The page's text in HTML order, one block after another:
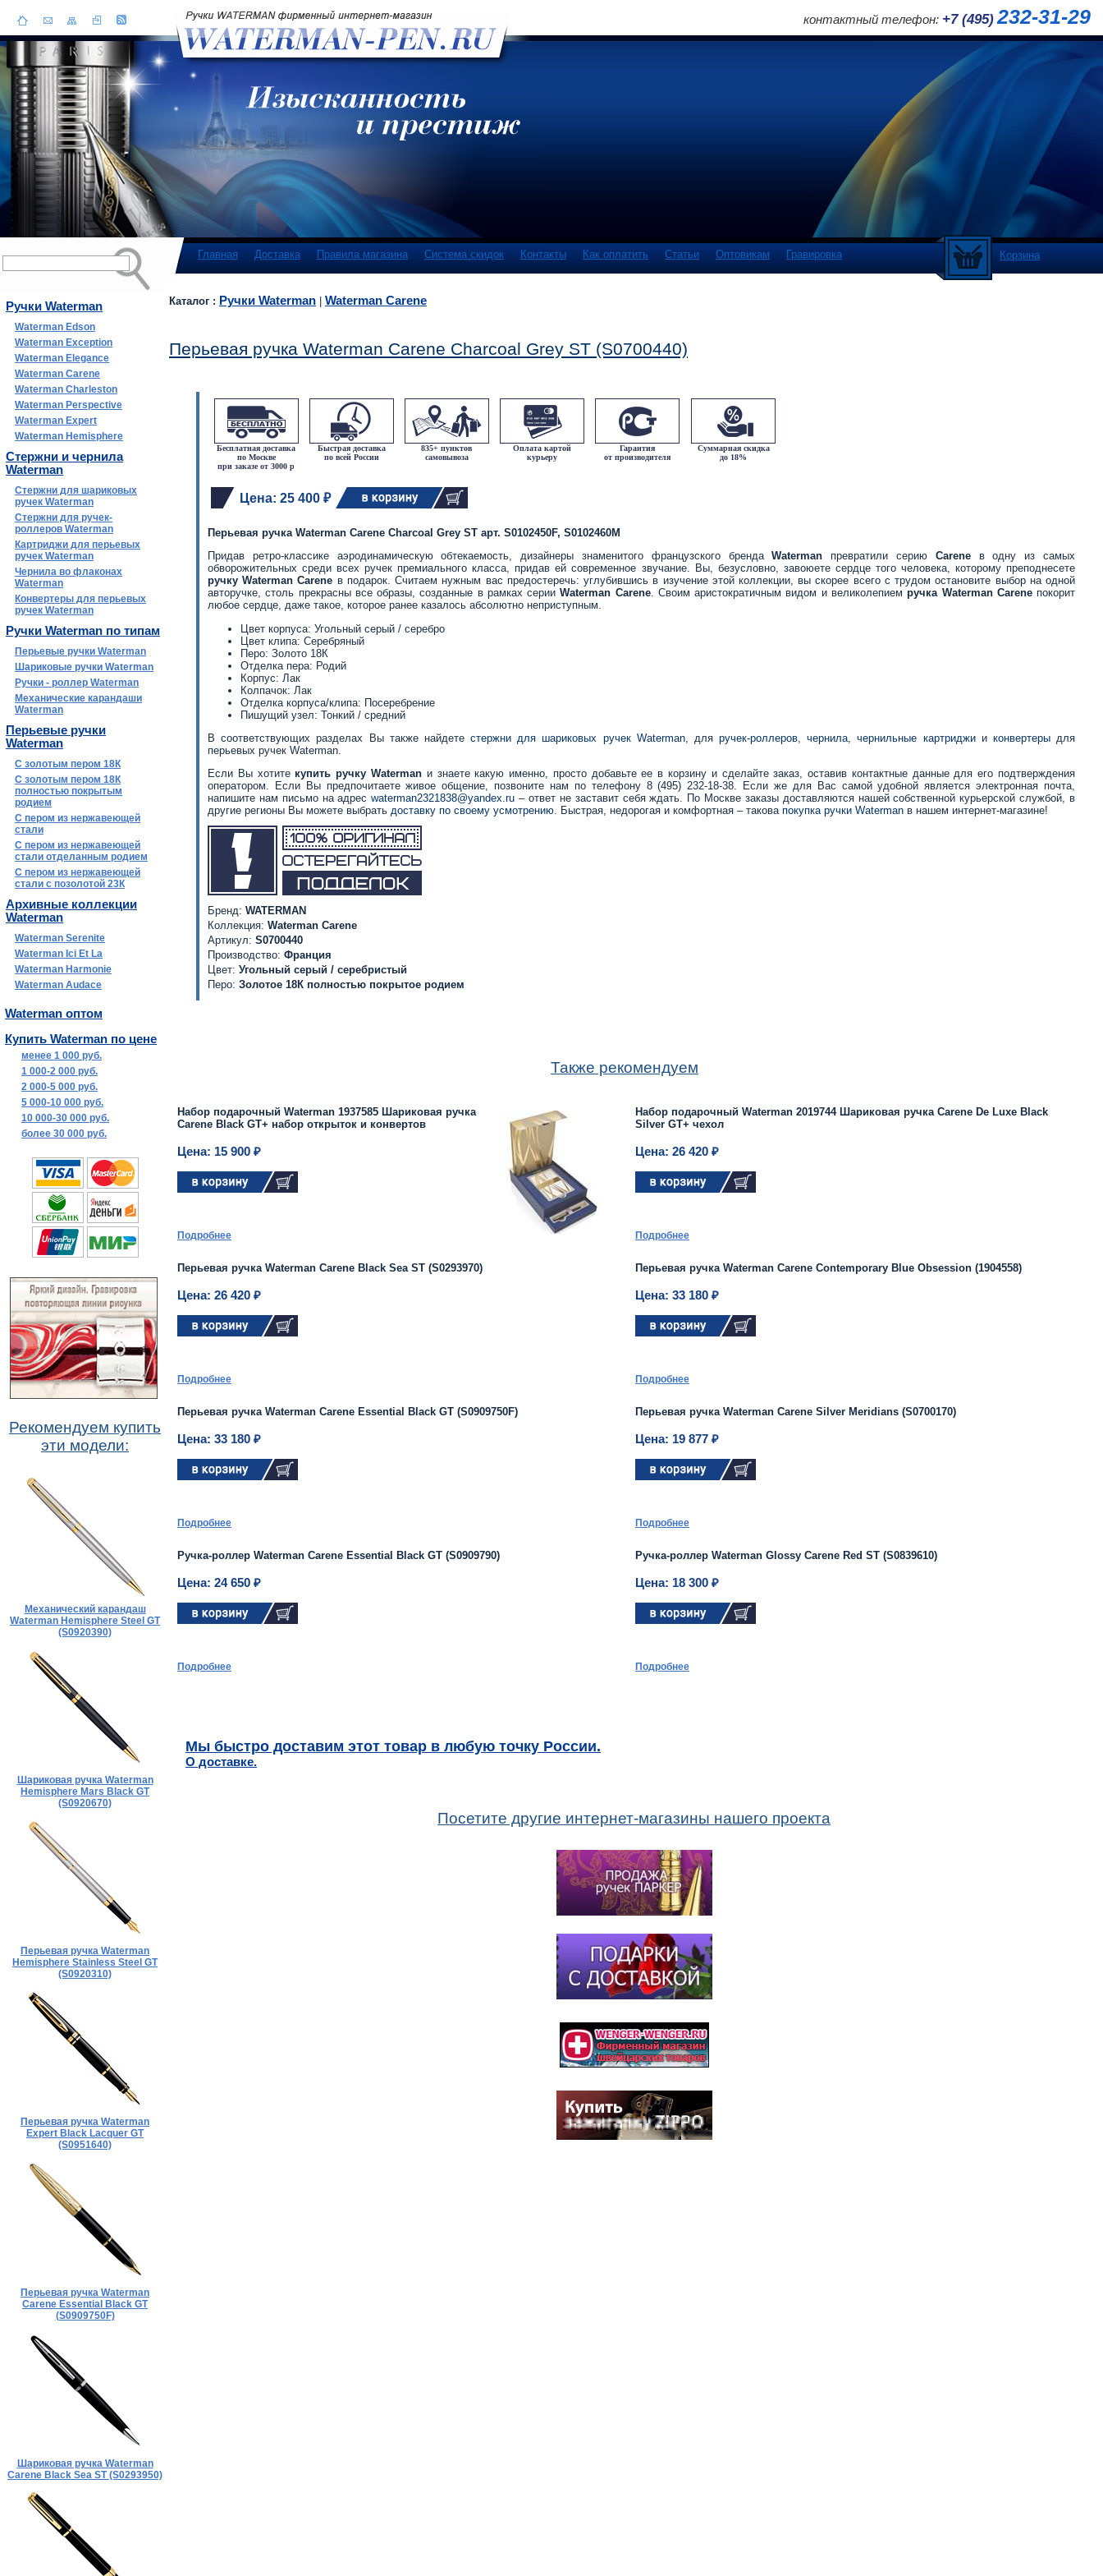
контактный телефон: +7 (495) 232-31-29
Ручки Waterman
Waterman Edson
Waterman Exception
Waterman Elegance
Waterman Carene
Waterman Charleston
Waterman Perspective
Waterman Expert
Waterman Hemisphere
Стержни и чернила
Waterman
Стержни для шариковых
ручек Waterman
Стержни для ручек-
роллеров Waterman
Картриджи для перьевых
ручек Waterman
Чернила во флаконах
Waterman
Конвертеры для перьевых
ручек Waterman
Ручки Waterman по типам
Перьевые ручки Waterman
Шариковые ручки Waterman
Ручки - роллер Waterman
Механические карандаши
Waterman
Перьевые ручки
Waterman
С золотым пером 18К
С золотым пером 18К
полностью покрытым
родием
С пером из нержавеющей
стали
С пером из нержавеющей
стали отделанным родием
С пером из нержавеющей
стали с позолотой 23К
Архивные коллекции
Waterman
Waterman Serenite
Waterman Ici Et La
Waterman Harmonie
Waterman Audace
Waterman оптом
Купить Waterman по цене
менее 1 000 руб.
1 000-2 000 руб.
2 000-5 000 руб.
5 000-10 000 руб.
10 000-30 000 руб.
более 30 000 руб.
Рекомендуем купить
эти модели:
Механический карандаш
Waterman Hemisphere Steel GT
(S0920390)
Шариковая ручка Waterman
Hemisphere Mars Black GT
(S0920670)
Перьевая ручка Waterman
Hemisphere Stainless Steel GT
(S0920310)
Перьевая ручка Waterman
Expert Black Lacquer GT
(S0951640)
Перьевая ручка Waterman
Carene Essential Black GT
(S0909750F)
Шариковая ручка Waterman
Carene Black Sea ST (S0293950)
Главная Доставка Правила магазина Система скидок Контакты Как оплатить Статьи Оптовикам Гравировка Корзина
Каталог : Ручки Waterman Waterman Carene
Перьевая ручка Waterman Carene Charcoal Grey ST (S0700440)
Бесплатная доставка
по Москве
при заказе от 3000 р
Быстрая доставка
по всей России
835+ пунктов
самовывоза
Оплата картой
курьеру
Гарантия
от производителя
Суммарная скидка
до 18%
Цена: 25 400 ₽
Перьевая ручка Waterman Carene Charcoal Grey ST арт. S0102450F, S0102460M
Придав ретро-классике аэродинамическую обтекаемость, дизайнеры знаменитого французского брендаWaterman превратили серию Careneв одну из самых
обворожительных среди всех ручек премиального класса, придав ей современное звучание. Вы, безусловно, завоюете сердце того человека, которому преподнесете
ручку Waterman Carene в подарок. Считаем нужным вас предостеречь: углубившись в изучение этой коллекции, вы скорее всего с трудом остановите выбор на одной
авторучке, столь прекрасны все образы, созданные в рамках серииWaterman Carene. Своим аристократичным видом и великолепиемручка Waterman Careneпокорит
любое сердце, даже такое, которое ранее казалось абсолютно неприступным.
Цвет корпуса: Угольный серый / серебро
Цвет клипа: Серебряный
Перо: Золото 18К
Отделка пера: Родий
Корпус: Лак
Колпачок: Лак
Отделка корпуса/клипа: Посеребрение
Пишущий узел: Тонкий / средний
В соответствующих разделах Вы также найдете стержни для шариковых ручек Waterman, дляручек-роллеров ,чернила ,чернильные картриджии конвертерыдля
перьевых ручек Waterman.
Если Вы хотите купить ручку Watermanи знаете какую именно, просто добавьте ее в корзину и сделайте заказ, оставив контактные данные для его подтверждения
оператором. Если Вы предпочитаете живое общение, позвоните нам по телефону 8 (495) 232-18-38. Если же для Вас самой удобной является электронная почта,
напишите нам письмо на адресwaterman2321838@yandex.ru – ответ не заставит себя ждать. По Москве заказы доставляются нашей собственной курьерской службой, в
другие регионы Вы можете выбрать доставку по своему усмотрению. Быстрая, недорогая и комфортная – такова покупка ручки Waterman в нашем интернет-магазине!
Бренд: WATERMAN
Коллекция: Waterman Carene
Артикул: S0700440
Производство: Франция
Цвет: Угольный серый / серебристый
Перо: Золотое 18К полностью покрытое родием
Также рекомендуем
Набор подарочный Waterman 1937585 Шариковая ручка
Carene Black GT+ набор открыток и конвертов
Цена: 15 900 ₽
Подробнее
Набор подарочный Waterman 2019744 Шариковая ручка Carene De Luxe Black
Silver GT+ чехол
Цена: 26 420 ₽
Подробнее
Перьевая ручка Waterman Carene Black Sea ST (S0293970)
Цена: 26 420 ₽
Подробнее
Перьевая ручка Waterman Carene Contemporary Blue Obsession (1904558)
Цена: 33 180 ₽
Подробнее
Перьевая ручка Waterman Carene Essential Black GT (S0909750F)
Цена: 33 180 ₽
Подробнее
Перьевая ручка Waterman Carene Silver Meridians (S0700170)
Цена: 19 877 ₽
Подробнее
Ручка-роллер Waterman Carene Essential Black GT (S0909790)
Цена: 24 650 ₽
Подробнее
Ручка-роллер Waterman Glossy Carene Red ST (S0839610)
Цена: 18 300 ₽
Подробнее
Мы быстро доставим этот товар в любую точку России.
О доставке.
Посетите другие интернет-магазины нашего проекта